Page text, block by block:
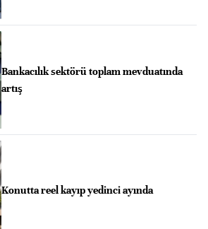
Bankacılık sektörü toplam mevduatında
artış
Konutta reel kayıp yedinci ayında